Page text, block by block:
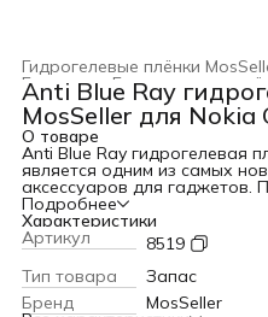
Гидрогелевые плёнки
Гидрогелевые
Главная ›
Anti Blue Ray
MosSeller для Nokia
О товаре
Anti Blue Ray гидрогелевая
является одним из самых
аксессуаров для гаджетов.
защиты экрана от сколов и
Blue Ray блокирует
синий свет, который вреден
изделия используется
высокой прочностью. За
появления царапин и
преимуществ этого
Подробнее
Характеристики
Артикул
8519
Тип товара
Запас
Бренд
MosSeller